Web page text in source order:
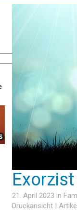
21. April 2023 in
Druckansicht |